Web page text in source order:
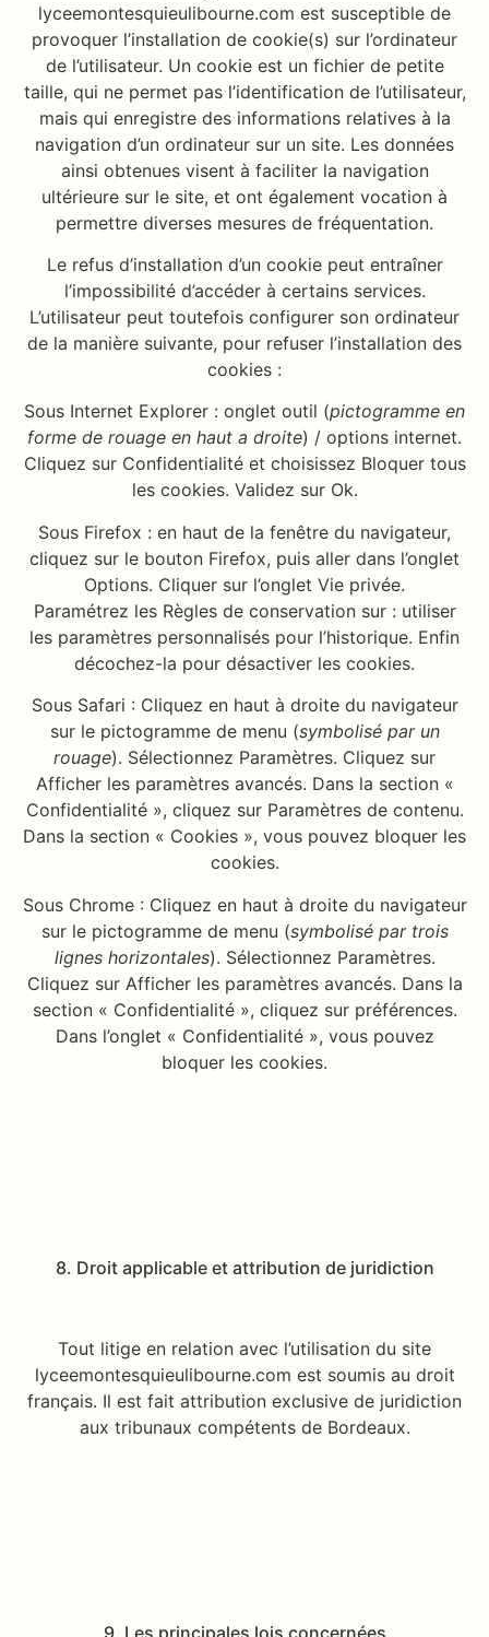
lyceemontesquieulibourne.com est susceptible de
provoquer l’installation de cookie(s) sur l’ordinateur
de l’utilisateur. Un cookie est un fichier de petite
taille, qui ne permet pas l’identification de l’utilisateur,
mais qui enregistre des informations relatives à la
navigation d’un ordinateur sur un site. Les données
ainsi obtenues visent à faciliter la navigation
ultérieure sur le site, et ont également vocation à
permettre diverses mesures de fréquentation.
Le refus d’installation d’un cookie peut entraîner
l’impossibilité d’accéder à certains services.
L’utilisateur peut toutefois configurer son ordinateur
de la manière suivante, pour refuser l’installation des
cookies :
Sous Internet Explorer : onglet outil (pictogramme en
forme de rouage en haut a droite) / options internet.
Cliquez sur Confidentialité et choisissez Bloquer tous
les cookies. Validez sur Ok.
Sous Firefox : en haut de la fenêtre du navigateur,
cliquez sur le bouton Firefox, puis aller dans l’onglet
Options. Cliquer sur l’onglet Vie privée.
Paramétrez les Règles de conservation sur : utiliser
les paramètres personnalisés pour l’historique. Enfin
décochez-la pour désactiver les cookies.
Sous Safari : Cliquez en haut à droite du navigateur
sur le pictogramme de menu (symbolisé par un
rouage). Sélectionnez Paramètres. Cliquez sur
Afficher les paramètres avancés. Dans la section «
Confidentialité », cliquez sur Paramètres de contenu.
Dans la section « Cookies », vous pouvez bloquer les
cookies.
Sous Chrome : Cliquez en haut à droite du navigateur
sur le pictogramme de menu (symbolisé par trois
lignes horizontales). Sélectionnez Paramètres.
Cliquez sur Afficher les paramètres avancés. Dans la
section « Confidentialité », cliquez sur préférences.
Dans l’onglet « Confidentialité », vous pouvez
bloquer les cookies.
8. Droit applicable et attribution de juridiction
Tout litige en relation avec l’utilisation du site
lyceemontesquieulibourne.com est soumis au droit
français. Il est fait attribution exclusive de juridiction
aux tribunaux compétents de Bordeaux.